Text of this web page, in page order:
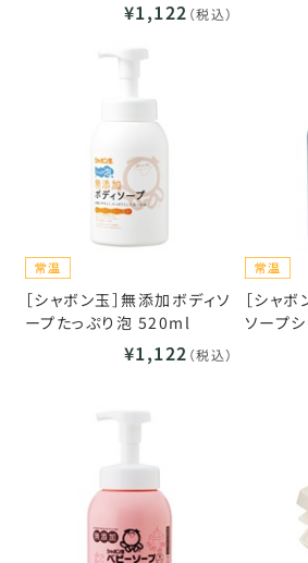
¥1,122 （税込）
［シャボン玉］無添加ボディソ
ープたっぷり泡 520ml
¥1,122 （税込）
［シャ
ソープ